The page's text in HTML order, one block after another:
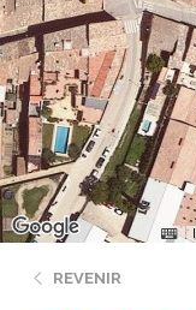
REVENIR